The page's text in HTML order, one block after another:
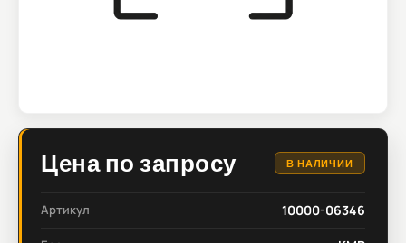
Цена по запросу В НАЛИЧИИ
Артикул 10000-06346